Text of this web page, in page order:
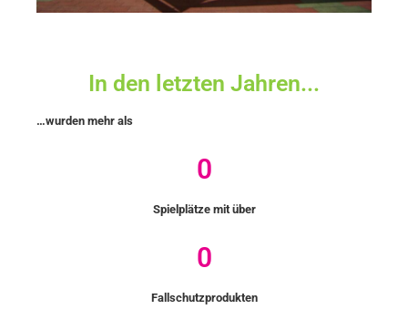
In den letzten Jahren...
…wurden mehr als
0
Spielplätze mit über
0
Fallschutzprodukten